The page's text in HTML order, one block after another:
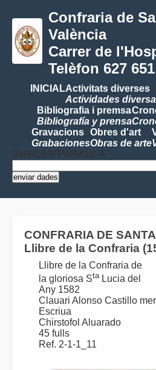
Confraria de
València
Carrer de
Telèfon 627
INICIALActivitats diverses
Actividades
Bibliografia i premsa
Bibliografía y prensa
Gravacions
Grabaciones
Obres d'art
Obras de arte
BUSCAR PARAULA
CONFRARIA DE
Llibre de la Confraria
Llibre de la Confraria de
la gloriosa StaLucia del
Any 1582
Clauari Alonso Castillo
Escriua
Chirstofol Aluarado
45 fulls
Ref. 2-1-1_11